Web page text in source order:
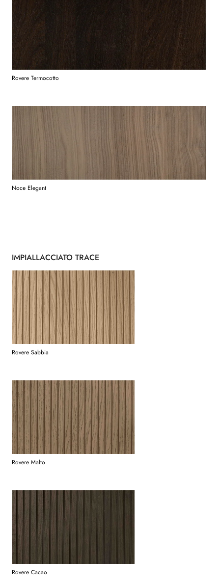
Rovere Termocotto
Noce Elegant
IMPIALLACCIATO TRACE
Rovere Sabbia
Rovere Malto
Rovere Cacao